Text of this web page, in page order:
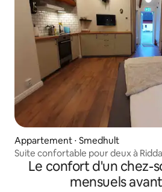
Appartement ⋅ Smedhult
Suite confortable pour deux à
Le confort d'un chez-
mensuels